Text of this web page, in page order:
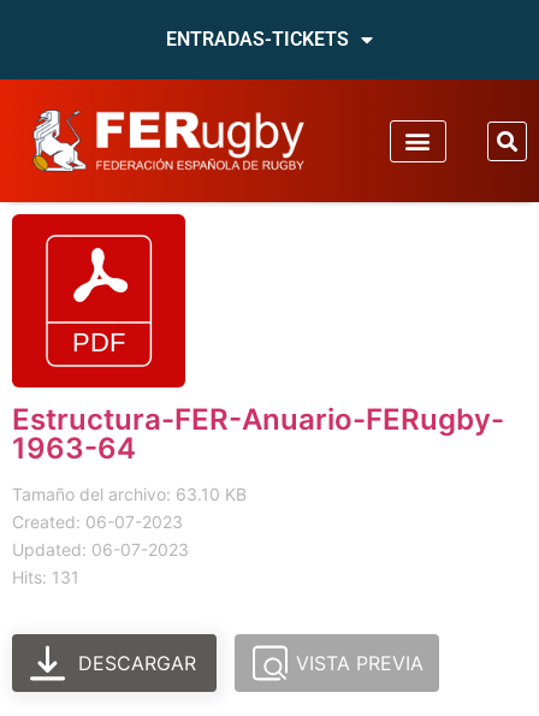
ENTRADAS-TICKETS
Estructura-FER-Anuario-FERugby-
1963-64
Tamaño del archivo: 63.10 KB
Created: 06-07-2023
Updated: 06-07-2023
Hits: 131
DESCARGAR VISTA PREVIA